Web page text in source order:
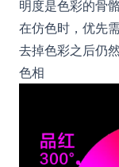
明度是色彩的骨
在仿色时，优先
去掉色彩之后仍
色相